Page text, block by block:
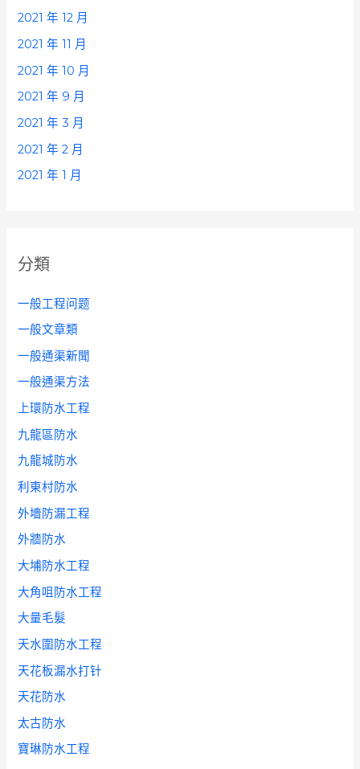
2021 年 12 月
2021 年 11 月
2021 年 10 月
2021 年 9 月
2021 年 3 月
2021 年 2 月
2021 年 1 月
分類
一般工程问题
一般文章類
一般通渠新聞
一般通渠方法
上環防水工程
九龍區防水
九龍城防水
利東村防水
外墻防漏工程
外牆防水
大埔防水工程
大角咀防水工程
大量毛髮
天水圍防水工程
天花板漏水打针
天花防水
太古防水
寶琳防水工程